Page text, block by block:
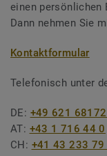
einen persönlichen
Dann nehmen Sie
Kontaktformular
Telefonisch unter
DE: +49 621
AT: +43 1 716 44 0
CH: +41 43 233 79